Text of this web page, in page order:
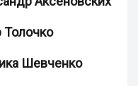
Шевченко